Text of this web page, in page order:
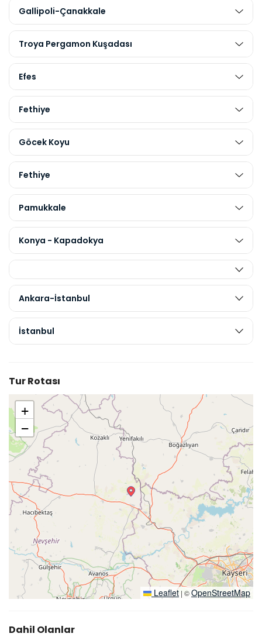
Gallipoli-Çanakkale
Troya Pergamon Kuşadası
Efes
Fethiye
Göcek Koyu
Fethiye
Pamukkale
Konya - Kapadokya
Ankara-İstanbul
İstanbul
Tur Rotası
+
−
Leaflet | ©OpenStreetMap
Dahil Olanlar